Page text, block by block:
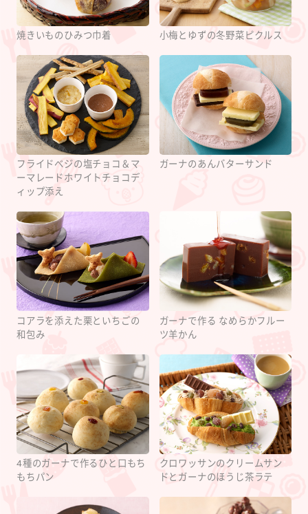
焼きいものひみつ巾着 小梅とゆずの冬野菜ピクルス
フライドベジの塩チョコ＆マ
ーマレードホワイトチョコデ
ィップ添え
ガーナのあんバターサンド
コアラを添えた栗といちごの
和包み
ガーナで作る なめらかフルー
ツ羊かん
4種のガーナで作るひと口もち
もちパン
クロワッサンのクリームサン
ドとガーナのほうじ茶ラテ